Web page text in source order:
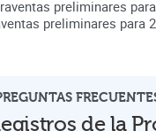
preliminares para
preliminares para
de la